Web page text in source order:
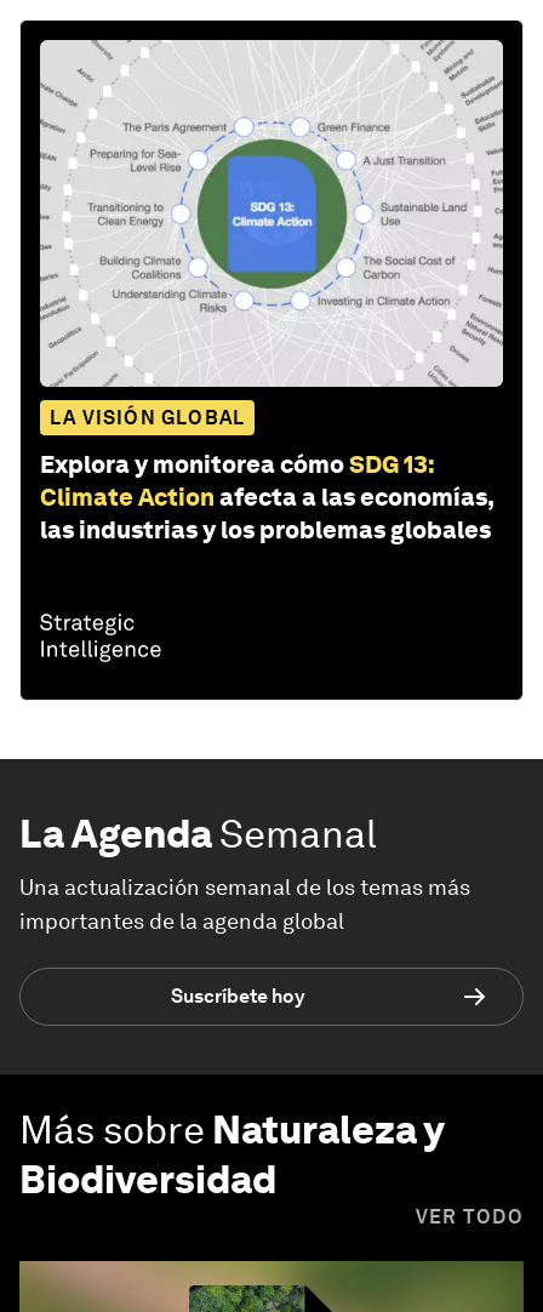
LA VISIÓN GLOBAL
Explora y monitorea cómoSDG 13:
Climate Action afecta a las economías,
las industrias y los problemas globales
La AgendaSemanal
Una actualización semanal de los temas más
importantes de la agenda global
Suscríbete hoy
Más sobre Naturaleza y
Biodiversidad
VER TODO